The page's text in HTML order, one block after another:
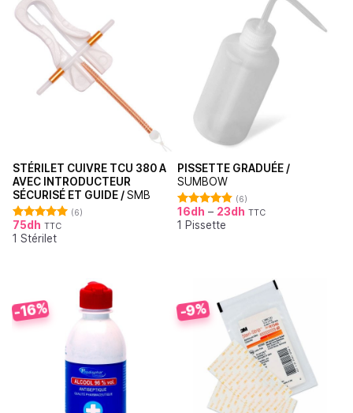
STÉRILET CUIVRE TCU 380 A
AVEC INTRODUCTEUR
SÉCURISÉ ET GUIDE /SMB
Note5.00
sur 5
(6)
75dh TTC
1 Stérilet
PISSETTE GRADUÉE /
SUMBOW
Note4.83
sur 5
(6)
16dh – 23dh TTC
1 Pissette
-16% -9%